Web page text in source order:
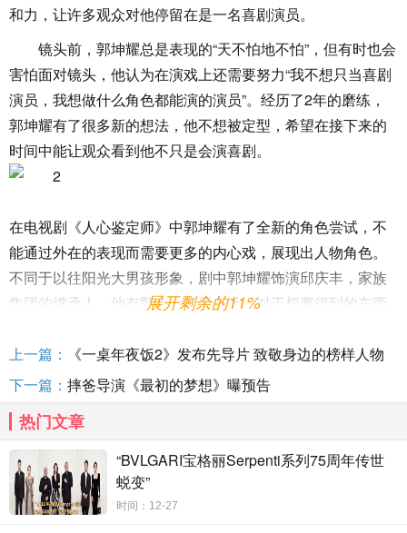
和力，让许多观众对他停留在是一名喜剧演员。
镜头前，郭坤耀总是表现的“天不怕地不怕”，但有时也会
害怕面对镜头，他认为在演戏上还需要努力“我不想只当喜剧
演员，我想做什么角色都能演的演员”。经历了2年的磨练，
郭坤耀有了很多新的想法，他不想被定型，希望在接下来的
时间中能让观众看到他不只是会演喜剧。
在电视剧《人心鉴定师》中郭坤耀有了全新的角色尝试，不
能通过外在的表现而需要更多的内心戏，展现出人物角色。
不同于以往阳光大男孩形象，剧中郭坤耀饰演邱庆丰，家族
集团的继承人，他有野心、巧于心计，对于想要得到的东西
机会拍电影，也做好了前往海外发展的准备，而新传媒在中
国市场的开拓，为郭坤耀提供了更大、更多样性的舞台展现
自己。
从一名舞者到模特，从演员到主持人，从脱离喜剧演员
的固有印象，郭坤耀在不停地跳出舒适圈，一直在勇敢挑
战，期待他在中国荧幕的表现。
展开剩余的11%
上一篇：
《一桌年夜饭2》发布先导片 致敬身边的榜样人物
下一篇： 摔爸导演《最初的梦想》曝预告
热门文章
“BVLGARI宝格丽Serpenti系列75周年传世
蜕变”
时间：12-27